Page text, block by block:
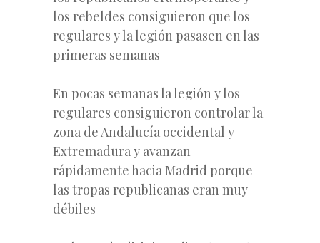
los rebeldes consiguieron que los
regulares y la legión pasasen en las
primeras semanas
En pocas semanas la legión y los
regulares consiguieron controlar la
zona de Andalucía occidental y
Extremadura y avanzan
rápidamente hacia Madrid porque
las tropas republicanas eran muy
débiles